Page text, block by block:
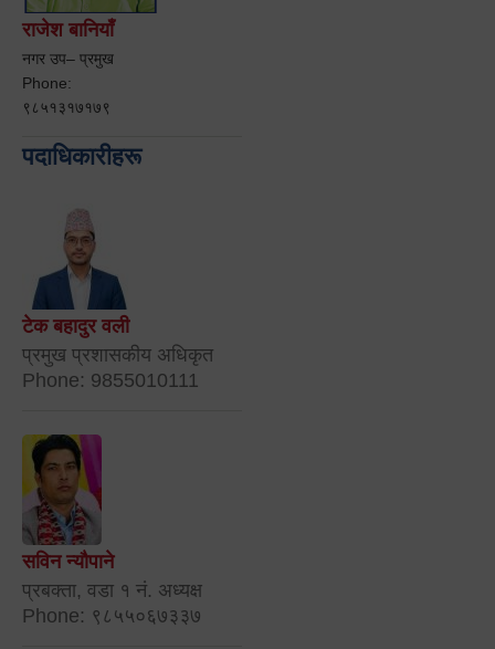
राजेश बानियाँ
नगर उप– प्रमुख
Phone:
९८५१३१७१७९
पदाधिकारीहरू
टेक बहादुर वली
प्रमुख प्रशासकीय अधिकृत
Phone: 9855010111
सविन न्यौपाने
प्रबक्ता, वडा १ नं. अध्यक्ष
Phone: ९८५५०६७३३७